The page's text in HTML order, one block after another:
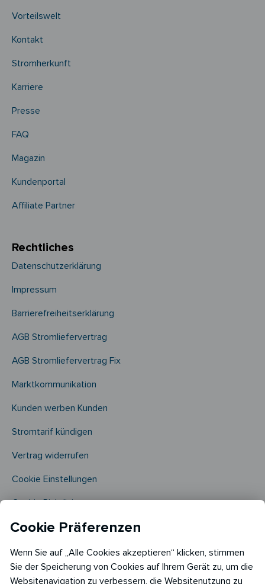
Vorteilswelt
Kontakt
Stromherkunft
Karriere
Presse
FAQ
Magazin
Kundenportal
Affiliate Partner
Rechtliches
Datenschutzerklärung
Impressum
Barrierefreiheitserklärung
AGB Stromliefervertrag
AGB Stromliefervertrag Fix
Marktkommunikation
Kunden werben Kunden
Stromtarif kündigen
Vertrag widerrufen
Cookie Einstellungen
Cookie Richtlinie​
Cookie Präferenzen
Wenn Sie auf „Alle Cookies akzeptieren“ klicken, stimmen
Sie der Speicherung von Cookies auf Ihrem Gerät zu, um die
Websitenavigation zu verbessern, die Websitenutzung zu